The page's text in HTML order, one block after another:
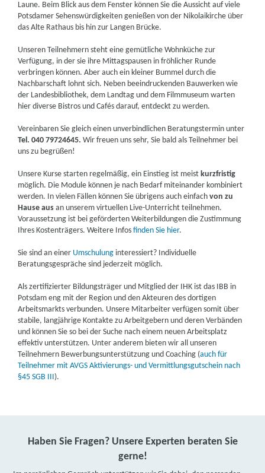
Laune. Beim Blick aus dem Fenster können Sie die Aussicht auf viele
Potsdamer Sehenswürdigkeiten genießen von der Nikolaikirche über
das Alte Rathaus bis hin zur Langen Brücke.
Unseren Teilnehmern steht eine gemütliche Wohnküche zur
Verfügung, in der sie ihre Mittagspausen in fröhlicher Runde
verbringen können. Aber auch ein kleiner Bummel durch die
Nachbarschaft lohnt sich. Neben beeindruckenden Bauwerken wie
der Landesbibliothek, dem Landtag und dem Filmmuseum warten
hier diverse Bistros und Cafés darauf, entdeckt zu werden.
Vereinbaren Sie gleich einen unverbindlichen Beratungstermin unter
Tel. 040 79724645.Wir freuen uns sehr, Sie bald als Teilnehmer bei
uns zu begrüßen!
Unsere Kurse starten regelmäßig, ein Einstieg ist meistkurzfristig
möglich. Die Module können je nach Bedarf miteinander kombiniert
werden. In vielen Fällen können Sie übrigens auch einfachvon zu
Hause aus an unserem virtuellen Live-Unterricht teilnehmen.
Voraussetzung ist bei geförderten Weiterbildungen die Zustimmung
Ihres Kostenträgers. Weitere Infosfinden Sie hier.
Sie sind an einer Umschulung interessiert? Individuelle
Beratungsgespräche sind jederzeit möglich.
Als zertifizierter Bildungsträger und Mitglied der IHK ist das IBB in
Potsdam eng mit der Region und den Akteuren des dortigen
Arbeitsmarkts verbunden. Unsere Mitarbeiter verfügen somit über
stabile, langjährige Kontakte zu Arbeitgebern und deren Verbänden
und können Sie so bei der Suche nach einem neuen Arbeitsplatz
effektiv unterstützen. Unter anderem bieten wir all unseren
Teilnehmern Bewerbungsunterstützung und Coaching (auch für
Teilnehmer mit AVGS Aktivierungs- und Vermittlungsgutschein nach
§45 SGB III).
Haben Sie Fragen? Unsere Experten beraten Sie
gerne!